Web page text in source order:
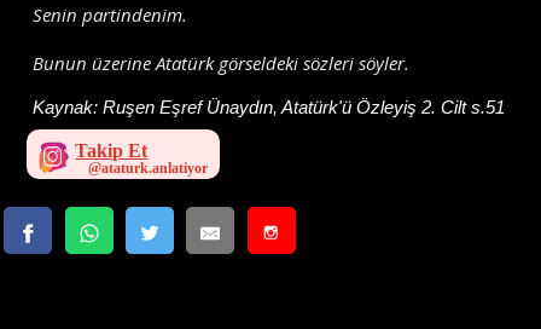
Senin partindenim.
Bunun üzerine Atatürk görseldeki sözleri söyler.
Kaynak:Ruşen Eşref Ünaydın, Atatürk'ü Özleyiş 2. Cilt s.51
Takip Et